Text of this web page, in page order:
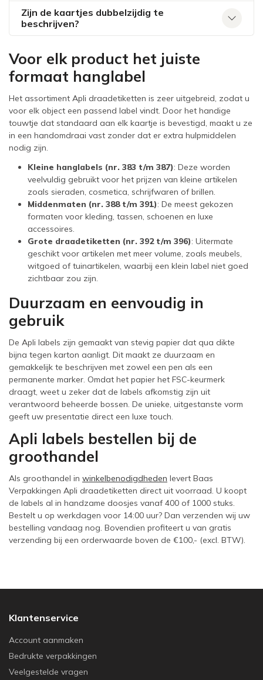
Zijn de kaartjes dubbelzijdig te
beschrijven?
Voor elk product het juiste
formaat hanglabel
Het assortiment Apli draadetiketten is zeer uitgebreid, zodat u
voor elk object een passend label vindt. Door het handige
touwtje dat standaard aan elk kaartje is bevestigd, maakt u ze
in een handomdraai vast zonder dat er extra hulpmiddelen
nodig zijn.
Kleine hanglabels (nr. 383 t/m 387): Deze worden
veelvuldig gebruikt voor het prijzen van kleine artikelen
zoals sieraden, cosmetica, schrijfwaren of brillen.
Middenmaten (nr. 388 t/m 391): De meest gekozen
formaten voor kleding, tassen, schoenen en luxe
accessoires.
Grote draadetiketten (nr. 392 t/m 396): Uitermate
geschikt voor artikelen met meer volume, zoals meubels,
witgoed of tuinartikelen, waarbij een klein label niet goed
zichtbaar zou zijn.
Duurzaam en eenvoudig in
gebruik
De Apli labels zijn gemaakt van stevig papier dat qua dikte
bijna tegen karton aanligt. Dit maakt ze duurzaam en
gemakkelijk te beschrijven met zowel een pen als een
permanente marker. Omdat het papier het FSC-keurmerk
draagt, weet u zeker dat de labels afkomstig zijn uit
verantwoord beheerde bossen. De unieke, uitgestanste vorm
geeft uw presentatie direct een luxe touch.
Apli labels bestellen bij de
groothandel
Als groothandel in winkelbenodigdheden levert Baas
Verpakkingen Apli draadetiketten direct uit voorraad. U koopt
de labels al in handzame doosjes vanaf 400 of 1000 stuks.
Bestelt u op werkdagen voor 14:00 uur? Dan verzenden wij uw
bestelling vandaag nog. Bovendien profiteert u van gratis
verzending bij een orderwaarde boven de €100,- (excl. BTW).
Klantenservice
Account aanmaken
Bedrukte verpakkingen
Veelgestelde vragen